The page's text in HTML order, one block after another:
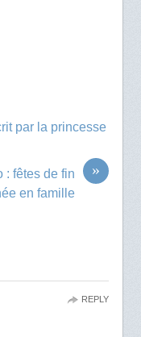
par la princesse
»
: fêtes de fin
en famille
REPLY